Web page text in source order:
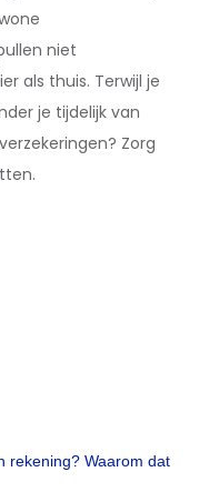
niet
als thuis. Terwijl je
je tijdelijk van
Zorg
rekening? Waarom dat